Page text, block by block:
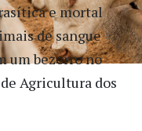
e mortal
de sangue
um bezerro no
Agricultura dos